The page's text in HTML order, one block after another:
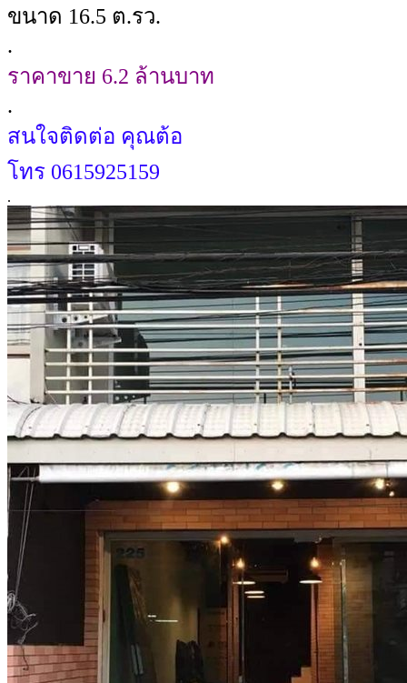
ขนาด 16.5 ต.รว.
.
ราคาขาย 6.2 ล้านบาท
.
สนใจติดต่อ คุณต้อ
โทร 0615925159
.